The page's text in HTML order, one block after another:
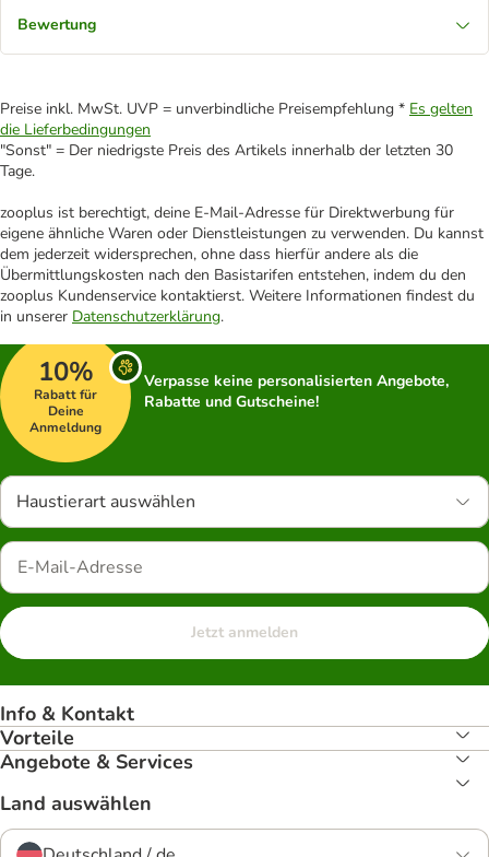
Bewertung
Preise inkl. MwSt. UVP = unverbindliche Preisempfehlung * Es gelten
die Lieferbedingungen
"Sonst" = Der niedrigste Preis des Artikels innerhalb der letzten 30
Tage.
zooplus ist berechtigt, deine E-Mail-Adresse für Direktwerbung für
eigene ähnliche Waren oder Dienstleistungen zu verwenden. Du kannst
dem jederzeit widersprechen, ohne dass hierfür andere als die
Übermittlungskosten nach den Basistarifen entstehen, indem du den
zooplus Kundenservice kontaktierst. Weitere Informationen findest du
in unserer Datenschutzerklärung.
10%
Rabatt für
Deine
Anmeldung
Verpasse keine personalisierten Angebote,
Rabatte und Gutscheine!
Haustierart auswählen
Jetzt anmelden
Info & Kontakt
Vorteile
Angebote & Services
Land auswählen